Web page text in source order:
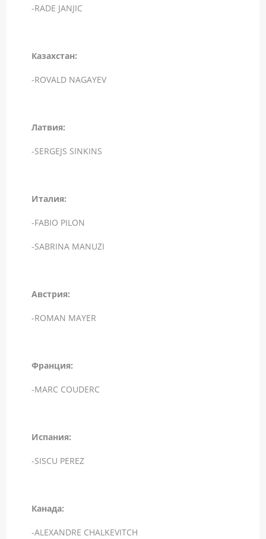
-RADE JANJIC
Казахстан:
-ROVALD NAGAYEV
Латвия:
-SERGEJS SINKINS
Италия:
-FABIO PILON
-SABRINA MANUZI
Австрия:
-ROMAN MAYER
Франция:
-MARC COUDERC
Испания:
-SISCU PEREZ
Канада:
-ALEXANDRE CHALKEVITCH